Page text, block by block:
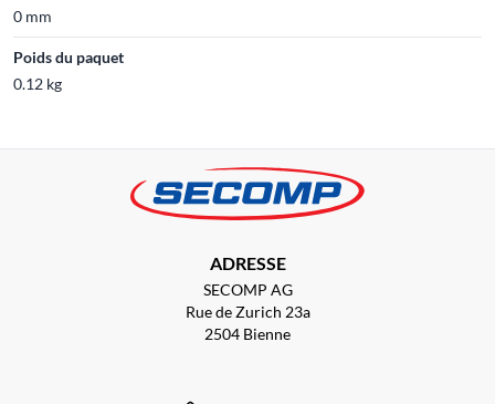
0 mm
Poids du paquet
0.12 kg
ADRESSE
SECOMP AG
Rue de Zurich 23a
2504 Bienne